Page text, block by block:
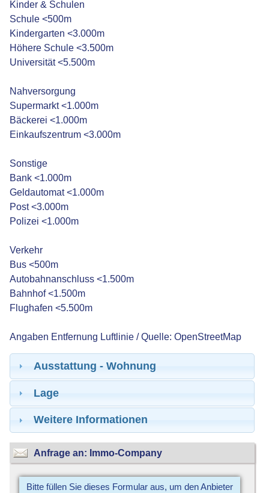
Kinder & Schulen
Schule <500m
Kindergarten <3.000m
Höhere Schule <3.500m
Universität <5.500m
Nahversorgung
Supermarkt <1.000m
Bäckerei <1.000m
Einkaufszentrum <3.000m
Sonstige
Bank <1.000m
Geldautomat <1.000m
Post <3.000m
Polizei <1.000m
Verkehr
Bus <500m
Autobahnanschluss <1.500m
Bahnhof <1.500m
Flughafen <5.500m
Angaben Entfernung Luftlinie / Quelle: OpenStreetMap
Ausstattung - Wohnung
Lage
Weitere Informationen
Anfrage an: Immo-Company
Bitte füllen Sie dieses Formular aus, um den Anbieter